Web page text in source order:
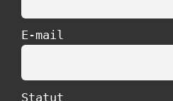
E-mail
Statut